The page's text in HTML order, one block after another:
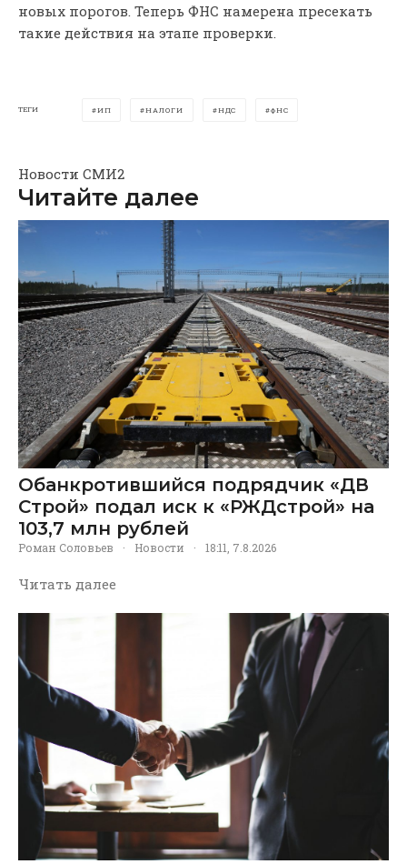
новых порогов. Теперь ФНС намерена пресекать
такие действия на этапе проверки.
ТЕГИ ИП НАЛОГИ НДС ФНС
Новости СМИ2
Читайте далее
Обанкротившийся подрядчик «ДВ
Строй» подал иск к «РЖДстрой» на
103,7 млн рублей
Роман Соловьев · Новости · 18:11, 7.8.2026
Читать далее